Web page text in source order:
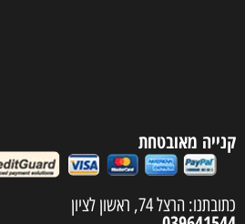
קנייה מאובטחת
כתובתנו: הרצל 74, ראשון לציון